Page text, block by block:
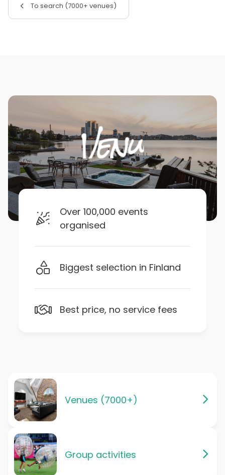
To search (7000+ venues)
Over 100,000 events
organised
Biggest selection in Finland
Best price, no service fees
Venues (7000+)
Group activities